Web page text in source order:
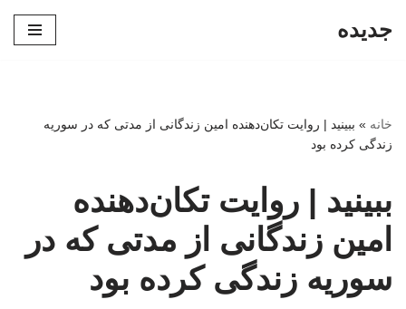
جدیده
خانه » ببینید | روایت تکان‌دهنده امین زندگانی از مدتی که در سوریه
زندگی کرده بود
ببینید | روایت تکان‌دهنده
امین زندگانی از مدتی که در
سوریه زندگی کرده بود